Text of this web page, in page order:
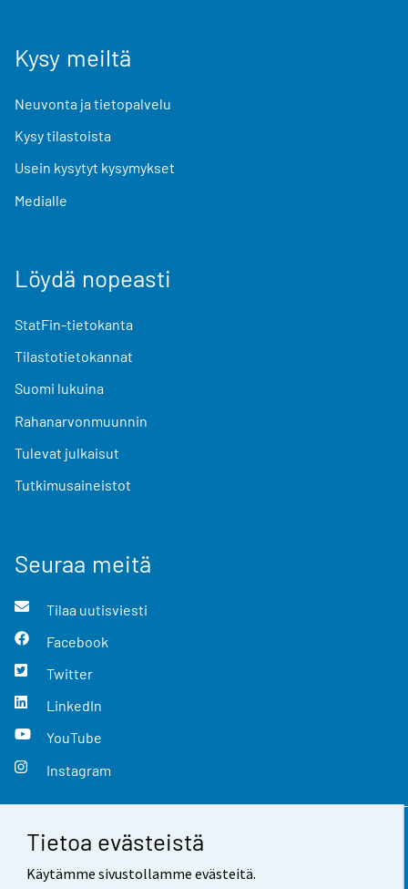
Tietoa evästeistä
Käytämme sivustollamme evästeitä.
Kysy meiltä
Neuvonta ja tietopalvelu
Kysy tilastoista
Usein kysytyt kysymykset
Medialle
Löydä nopeasti
StatFin-tietokanta
Tilastotietokannat
Suomi lukuina
Rahanarvonmuunnin
Tulevat julkaisut
Tutkimusaineistot
Seuraa meitä
Tilaa uutisviesti
Facebook
Twitter
LinkedIn
YouTube
Instagram
Yhteystiedot
Palaute